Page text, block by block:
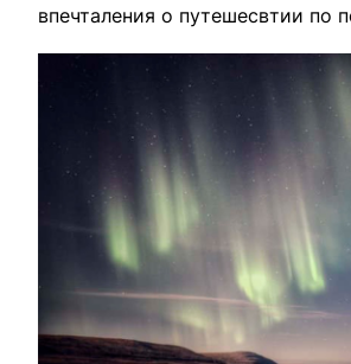
впечталения о путешесвтии по